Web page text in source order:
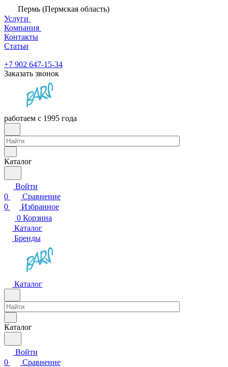
Пермь (Пермская область)
Услуги
Компания
Контакты
Статьи
+7 902 647-15-34
Заказать звонок
работаем с 1995 года
Каталог
Войти
0
Сравнение
0
Избранное
0 Корзина
Каталог
Бренды
Каталог
Каталог
Войти
0
Сравнение